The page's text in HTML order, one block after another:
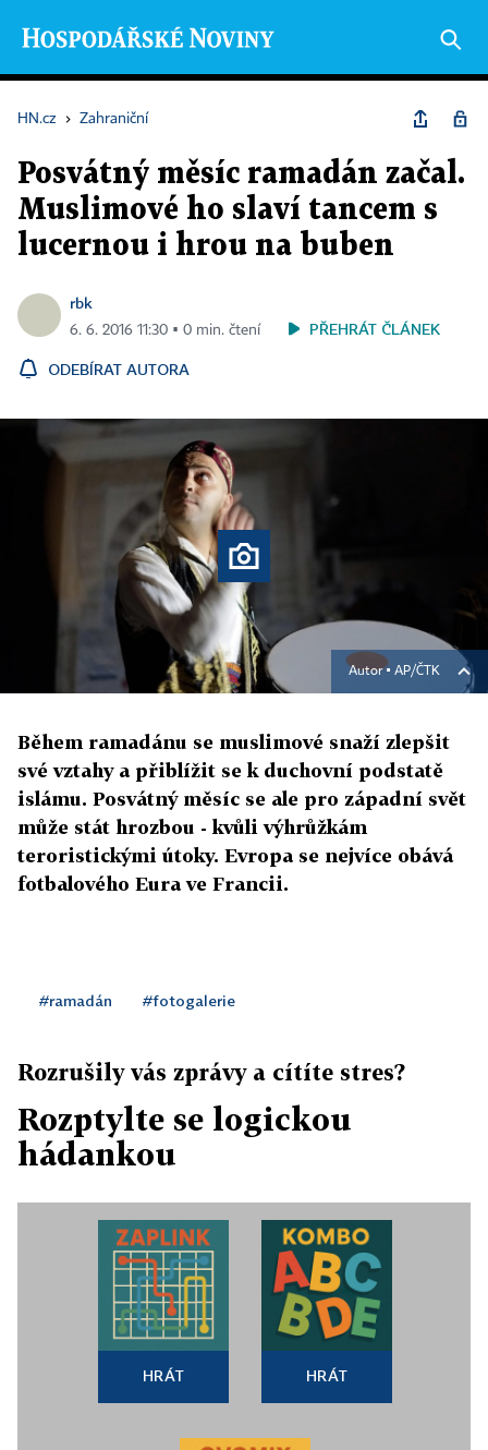
HN.cz › Zahraniční
Posvátný měsíc ramadán začal.
Muslimové ho slaví tancem s
lucernou i hrou na buben
rbk
6. 6. 2016 11:30 ▪ 0 min. čtení PŘEHRÁT ČLÁNEK
ODEBÍRAT AUTORA
Autor ▪ AP/ČTK
Během ramadánu se muslimové snaží zlepšit
své vztahy a přiblížit se k duchovní podstatě
islámu. Posvátný měsíc se ale pro západní svět
může stát hrozbou - kvůli výhrůžkám
teroristickými útoky. Evropa se nejvíce obává
fotbalového Eura ve Francii.
#ramadán #fotogalerie
Rozrušily vás zprávy a cítíte stres?
Rozptylte se logickou
hádankou
HRÁT HRÁT